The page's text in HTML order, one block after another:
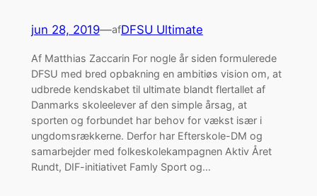
jun 28, 2019—afDFSU Ultimate
Af Matthias Zaccarin For nogle år siden formulerede
DFSU med bred opbakning en ambitiøs vision om, at
udbrede kendskabet til ultimate blandt flertallet af
Danmarks skoleelever af den simple årsag, at
sporten og forbundet har behov for vækst især i
ungdomsrækkerne. Derfor har Efterskole-DM og
samarbejder med folkeskolekampagnen Aktiv Året
Rundt, DIF-initiativet Famly Sport og…